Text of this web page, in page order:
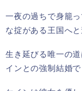
一夜の過ちで身籠
な掟がある王国へ
生き延びる唯一の
インとの強制結婚で